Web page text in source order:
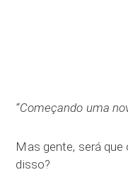
“Começando uma
Mas gente, será que
disso?